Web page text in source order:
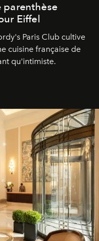
parenthèse
Eiffel
Paris Club cultive
cuisine française de
qu'intimiste.